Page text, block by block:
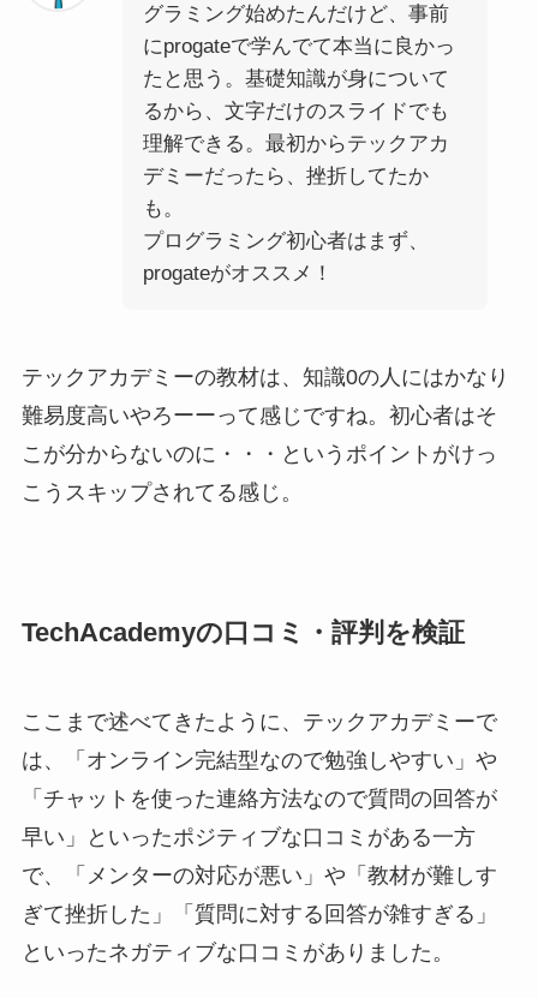
グラミング始めたんだけど、事前
にprogateで学んでて本当に良かっ
たと思う。基礎知識が身について
るから、文字だけのスライドでも
理解できる。最初からテックアカ
デミーだったら、挫折してたか
も。
プログラミング初心者はまず、
progateがオススメ！
テックアカデミーの教材は、知識0の人にはかなり
難易度高いやろーーって感じですね。初心者はそ
こが分からないのに・・・というポイントがけっ
こうスキップされてる感じ。
TechAcademyの口コミ・評判を検証
ここまで述べてきたように、テックアカデミーで
は、「オンライン完結型なので勉強しやすい」や
「チャットを使った連絡方法なので質問の回答が
早い」といったポジティブな口コミがある一方
で、「メンターの対応が悪い」や「教材が難しす
ぎて挫折した」「質問に対する回答が雑すぎる」
といったネガティブな口コミがありました。